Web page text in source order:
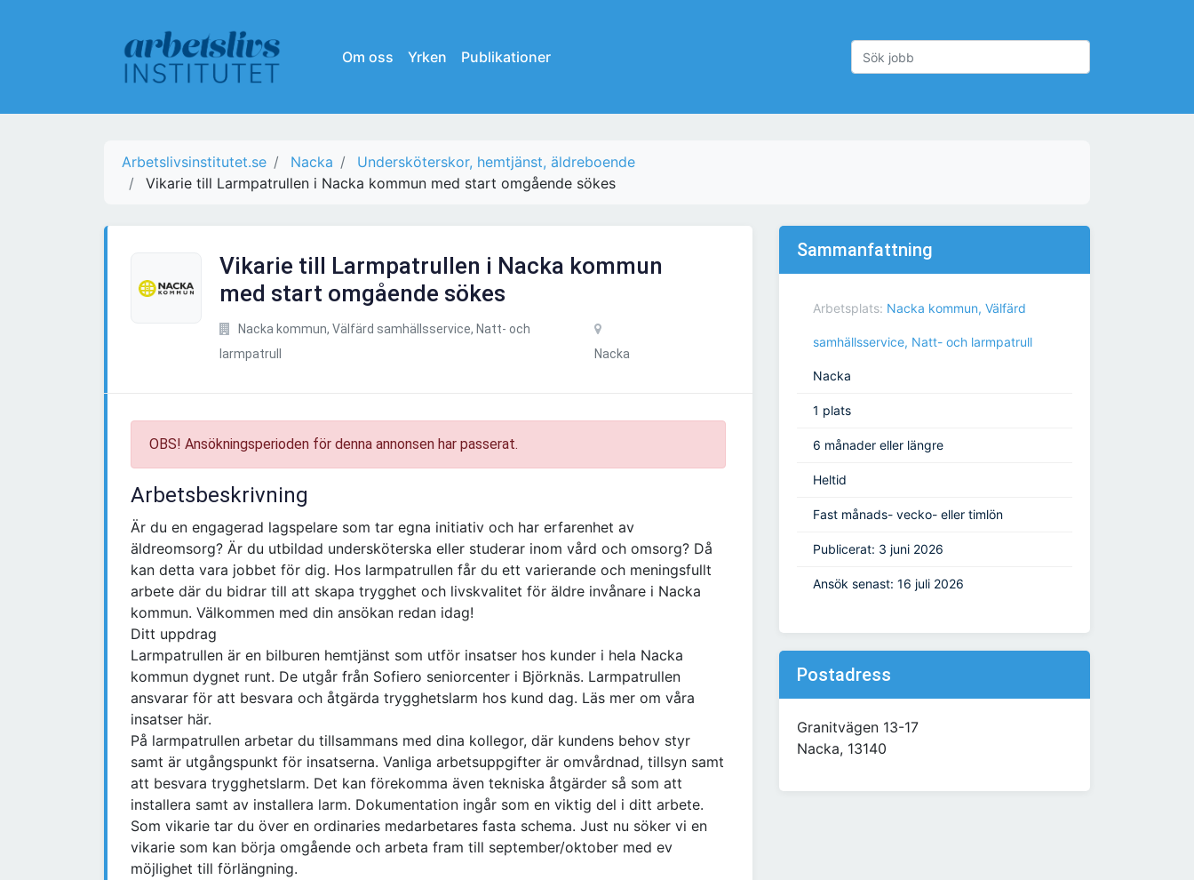
Om oss Yrken Publikationer
Arbetslivsinstitutet.se Nacka
Undersköterskor, hemtjänst, äldreboende
Vikarie till Larmpatrullen i Nacka kommun med start omgående sökes
Vikarie till Larmpatrullen i Nacka kommun
med start omgående sökes
Nacka kommun, Välfärd samhällsservice, Natt- och
larmpatrull
Nacka
OBS! Ansökningsperioden för denna annonsen har passerat.
Arbetsbeskrivning
Är du en engagerad lagspelare som tar egna initiativ och har erfarenhet av
äldreomsorg? Är du utbildad undersköterska eller studerar inom vård och omsorg? Då
kan detta vara jobbet för dig. Hos larmpatrullen får du ett varierande och meningsfullt
arbete där du bidrar till att skapa trygghet och livskvalitet för äldre invånare i Nacka
kommun. Välkommen med din ansökan redan idag!
Ditt uppdrag
Larmpatrullen är en bilburen hemtjänst som utför insatser hos kunder i hela Nacka
kommun dygnet runt. De utgår från Sofiero seniorcenter i Björknäs. Larmpatrullen
ansvarar för att besvara och åtgärda trygghetslarm hos kund dag. Läs mer om våra
insatser här.
På larmpatrullen arbetar du tillsammans med dina kollegor, där kundens behov styr
samt är utgångspunkt för insatserna. Vanliga arbetsuppgifter är omvårdnad, tillsyn samt
att besvara trygghetslarm. Det kan förekomma även tekniska åtgärder så som att
installera samt av installera larm. Dokumentation ingår som en viktig del i ditt arbete.
Som vikarie tar du över en ordinaries medarbetares fasta schema. Just nu söker vi en
vikarie som kan börja omgående och arbeta fram till september/oktober med ev
möjlighet till förlängning.
Sammanfattning
Arbetsplats: Nacka kommun, Välfärd
samhällsservice, Natt- och larmpatrull
Nacka
1 plats
6 månader eller längre
Heltid
Fast månads- vecko- eller timlön
Publicerat: 3 juni 2026
Ansök senast: 16 juli 2026
Postadress
Granitvägen 13-17
Nacka, 13140